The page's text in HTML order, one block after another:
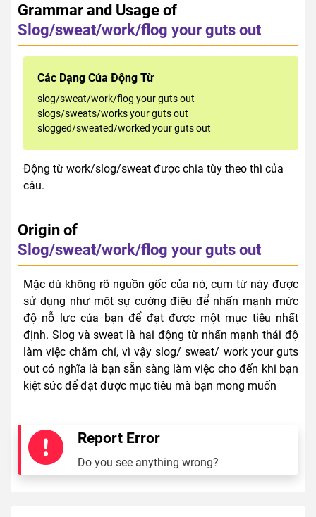
Grammar and Usage of
Slog/sweat/work/flog your guts out
Các Dạng Của Động Từ
slog/sweat/work/flog your guts out
slogs/sweats/works your guts out
slogged/sweated/worked your guts out
Động từ work/slog/sweat được chia tùy theo thì của
câu.
Origin of
Slog/sweat/work/flog your guts out
Mặc dù không rõ nguồn gốc của nó, cụm từ này được
sử dụng như một sự cường điệu để nhấn mạnh mức
độ nỗ lực của bạn để đạt được một mục tiêu nhất
định. Slog và sweat là hai động từ nhấn mạnh thái độ
làm việc chăm chỉ, vì vậy slog/ sweat/ work your guts
out có nghĩa là bạn sẵn sàng làm việc cho đến khi bạn
kiệt sức để đạt được mục tiêu mà bạn mong muốn
Report Error
Do you see anything wrong?